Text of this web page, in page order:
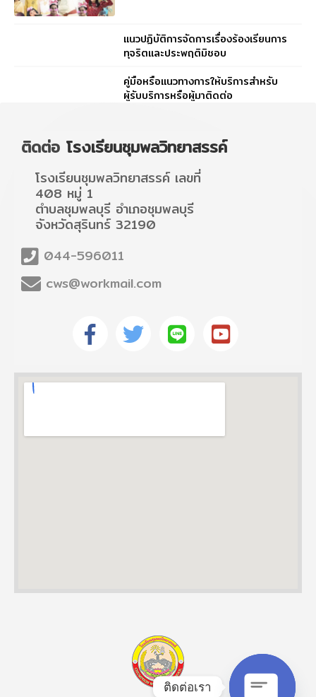
แนวปฏิบัติการจัดการเรื่องร้องเรียนการ
ทุจริตและประพฤติมิชอบ
คู่มือหรือแนวทางการให้บริการสำหรับ
ผู้รับบริการหรือผู้มาติดต่อ
ติดต่อ โรงเรียนชุมพลวิทยาสรรค์
โรงเรียนชุมพลวิทยาสรรค์ เลขที่
408 หมู่ 1
ตำบลชุมพลบุรี อำเภอชุมพลบุรี
จังหวัดสุรินทร์ 32190
044-596011
cws@workmail.com
coupon nordvpn
ติดต่อเรา